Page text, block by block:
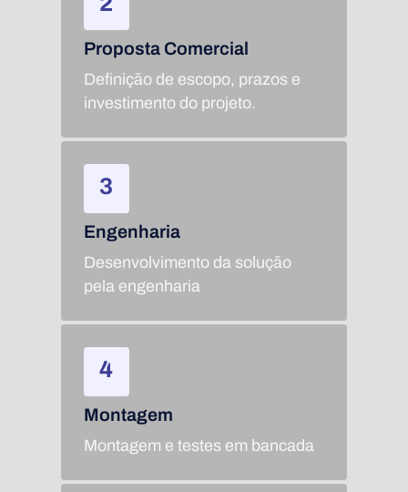
Proposta Comercial
Definição de escopo, prazos e
investimento do projeto.
Engenharia
Desenvolvimento da solução
pela engenharia
Montagem
Montagem e testes em bancada